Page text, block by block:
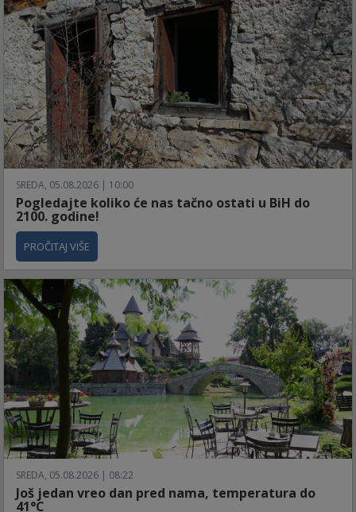
SREDA, 05.08.2026 | 10:00
Pogledajte koliko će nas tačno ostati u BiH do
2100. godine!
PROČITAJ VIŠE
SREDA, 05.08.2026 | 08:22
Još jedan vreo dan pred nama, temperatura do
41°C